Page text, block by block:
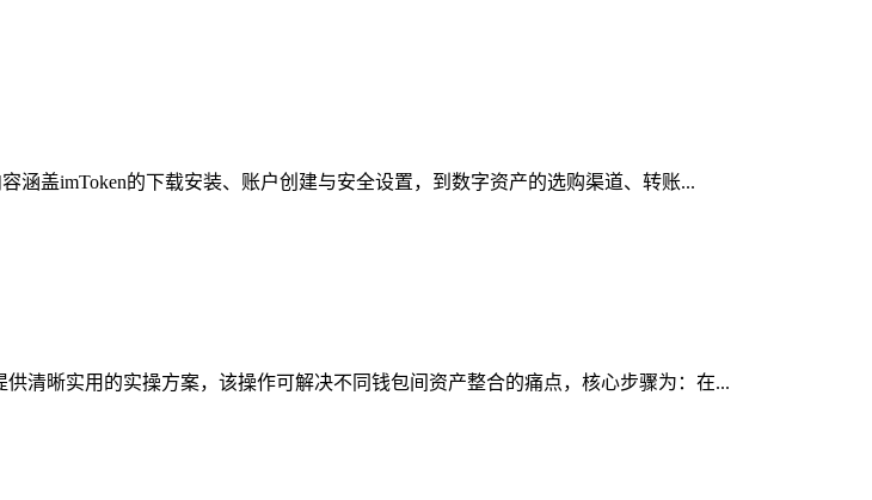
涵盖imToken的下载安装、账户创建与安全设置，到数字资产的选购渠道、转账...
清晰实用的实操方案，该操作可解决不同钱包间资产整合的痛点，核心步骤为：在...